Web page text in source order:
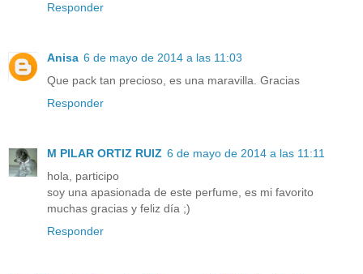
Responder
Anisa 6 de mayo de 2014 a las 11:03
Que pack tan precioso, es una maravilla. Gracias
Responder
M PILAR ORTIZ RUIZ 6 de mayo de 2014 a las 11:11
hola, participo
soy una apasionada de este perfume, es mi favorito
muchas gracias y feliz día ;)
Responder